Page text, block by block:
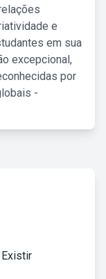
e
em sua
excepcional,
por
-
Existir